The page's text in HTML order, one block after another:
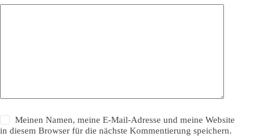
Meinen Namen, meine E-Mail-Adresse und meine Website
in diesem Browser für die nächste Kommentierung speichern.